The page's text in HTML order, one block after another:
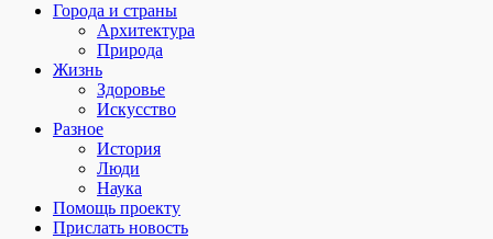
Города и страны
Архитектура
Природа
Жизнь
Здоровье
Искусство
Разное
История
Люди
Наука
Помощь проекту
Прислать новость